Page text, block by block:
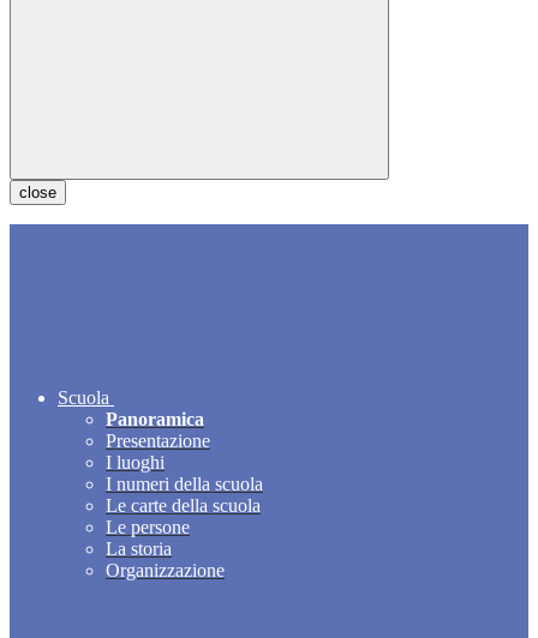
close
Scuola
Panoramica
Presentazione
I luoghi
I numeri della scuola
Le carte della scuola
Le persone
La storia
Organizzazione